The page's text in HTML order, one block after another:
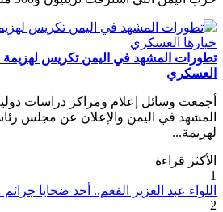
تطورات المشهد في اليمن تكريس لهزيمة
العسكري
أجمعت وسائل إعلام ومراكز دراسات
المشهد في اليمن والإعلان عن مجلس
لهزيمة...
الأكثر قراءة
1
اللواء عبد العزيز الفغم.. أحد ضحايا
2